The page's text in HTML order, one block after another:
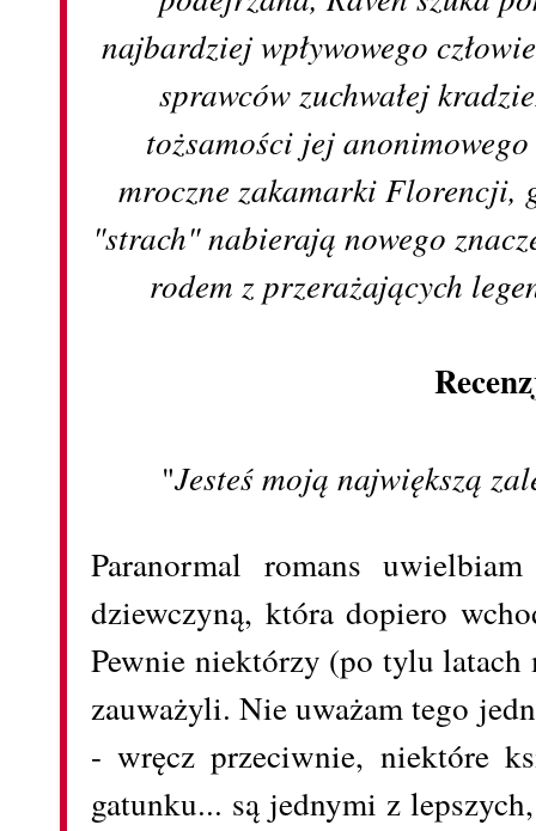
najbardziej wpływowego
sprawców zuchwałej
tożsamości jej
mroczne zakamarki Florencji,
"strach" nabierają nowego
rodem z przerażających
"Jesteś moją największą
Paranormal romans
dziewczyną, która dopiero
Pewnie niektórzy (po tylu
zauważyli. Nie uważam tego
- wręcz przeciwnie, niektóre
gatunku... są jednymi z